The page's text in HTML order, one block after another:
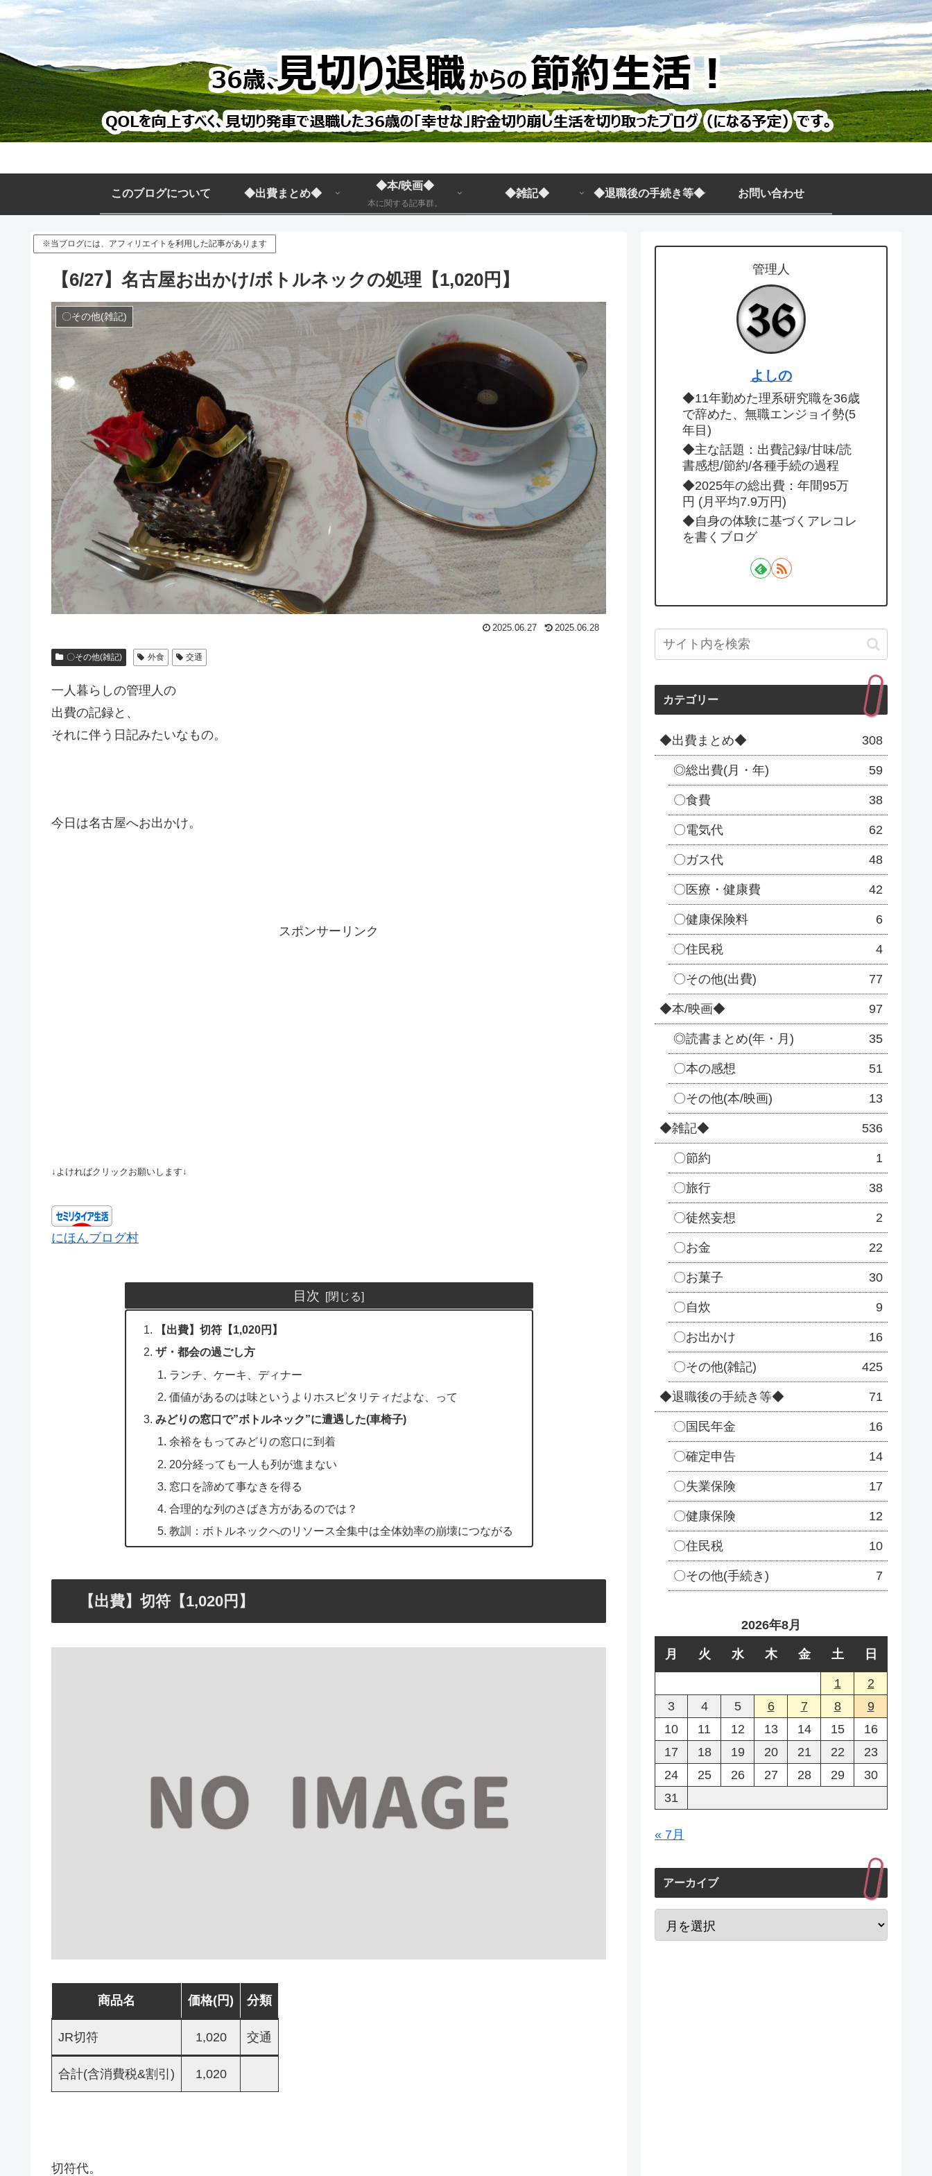
このブログについて ◆出費まとめ◆
◆本/映画◆
本に関する記事群。
◆雑記◆ ◆退職後の手続き等◆ お問い合わせ
※当ブログには、アフィリエイトを利用した記事があります
【6/27】名古屋お出かけ/ボトルネックの処理【1,020円】
〇その他(雑記)
2025.06.27 2025.06.28
〇その他(雑記) 外食 交通
一人暮らしの管理人の
出費の記録と、
それに伴う日記みたいなもの。
今日は名古屋へお出かけ。
スポンサーリンク
↓よければクリックお願いします↓
にほんブログ村
目次
【出費】切符【1,020円】
ザ・都会の過ごし方
ランチ、ケーキ、ディナー
価値があるのは味というよりホスピタリティだよな、って
みどりの窓口で”ボトルネック”に遭遇した(車椅子)
余裕をもってみどりの窓口に到着
20分経っても一人も列が進まない
窓口を諦めて事なきを得る
合理的な列のさばき方があるのでは？
教訓：ボトルネックへのリソース全集中は全体効率の崩壊につながる
【出費】切符【1,020円】
商品名 価格(円) 分類
JR切符 1,020 交通
合計(含消費税&割引) 1,020
切符代。
管理人
よしの
◆11年勤めた理系研究職を36歳
で辞めた、無職エンジョイ勢(5
年目)
◆主な話題：出費記録/甘味/読
書感想/節約/各種手続の過程
◆2025年の総出費：年間95万
円 (月平均7.9万円)
◆自身の体験に基づくアレコレ
を書くブログ
カテゴリー
◆出費まとめ◆ 308
◎総出費(月・年) 59
〇食費 38
〇電気代 62
〇ガス代 48
〇医療・健康費 42
〇健康保険料 6
〇住民税 4
〇その他(出費) 77
◆本/映画◆ 97
◎読書まとめ(年・月) 35
〇本の感想 51
〇その他(本/映画) 13
◆雑記◆ 536
〇節約 1
〇旅行 38
〇徒然妄想 2
〇お金 22
〇お菓子 30
〇自炊 9
〇お出かけ 16
〇その他(雑記) 425
◆退職後の手続き等◆ 71
〇国民年金 16
〇確定申告 14
〇失業保険 17
〇健康保険 12
〇住民税 10
〇その他(手続き) 7
2026年8月
月 火 水 木 金 土 日
1
2
3
4 5 6 7 8
9
10
11 12 13 14 15
16
17
18 19 20 21 22
23
24
25 26 27 28 29
30
31
« 7月
アーカイブ